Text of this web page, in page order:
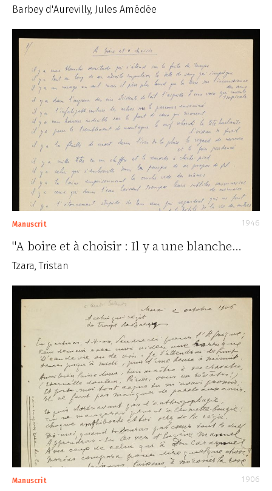
Barbey d'Aurevilly, Jules Amédée
Manuscrit 1946
"A boire et à choisir : Il y a une blanche…
Tzara, Tristan
Manuscrit 1906